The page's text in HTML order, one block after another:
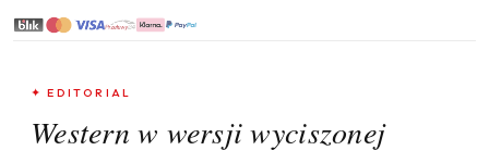
✦ EDITORIAL
Western w wersji wyciszonej